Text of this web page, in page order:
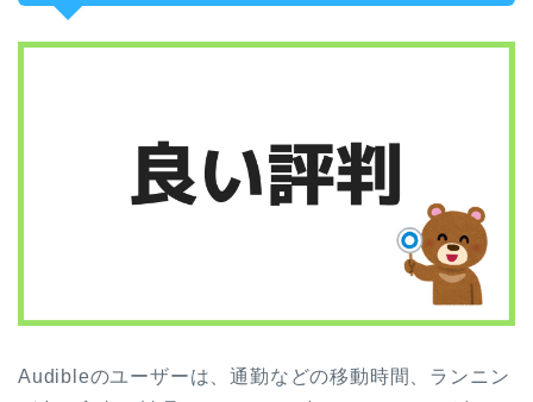
Audibleのユーザーは、通勤などの移動時間、ランニン